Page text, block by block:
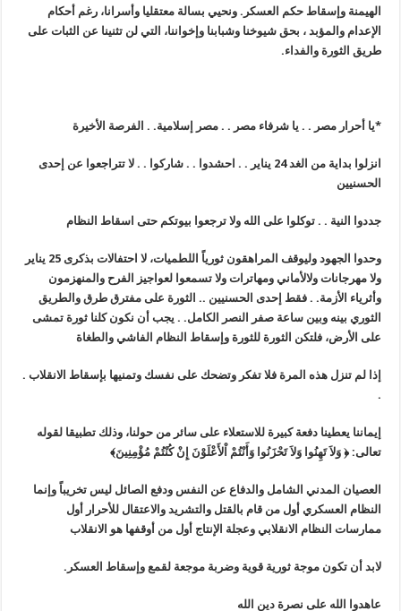
الهيمنة وإسقاط حكم العسكر. ونحيي بسالة معتقليا وأسرانا، رغم أحكام
الإعدام والمؤبد ، بحق شيوخنا وشبابنا وإخواننا، التي لن تثنينا عن الثبات على
طريق الثورة والفداء.
*يا أحرار مصر . . يا شرفاء مصر . . مصر إسلامية. . الفرصة الأخيرة
انزلوا بداية من الغد 24 يناير . . احشدوا . . شاركوا . . لا تتراجعوا عن إحدى
الحسنيين
جددوا النية . . توكلوا على الله ولا ترجعوا بيوتكم حتى اسقاط النظام
وحدوا الجهود وليوقف المراهقون ثورياً اللطميات، لا احتفالات بذكرى 25 يناير
ولا مهرجانات ولالأماني ومهاترات ولا تسمعوا لعواجيز الفرح والمنهزمون
وأثرياء الأزمة. . فقط إحدى الحسنيين .. الثورة على مفترق طرق والطريق
الثوري بينه وبين ساعة صفر النصر الكامل. . يجب أن نكون كلنا ثورة تمشى
على الأرض، فلتكن الثورة للثورة وإسقاط النظام الفاشي والطغاة
إذا لم تنزل هذه المرة فلا تفكر وتضحك على نفسك وتمنيها بإسقاط الانقلاب .
.
إيماننا يعطينا دفعة كبيرة للاستعلاء على سائر من حولنا، وذلك تطبيقا لقوله
تعالى: ﴿ وَلاَ تَهِنُوا وَلاَ تَحْزَنُوا وَأَنْتُمْ اْلأَعْلَوْنَ إِنْ كُنْتُمْ مُؤْمِنِينَ﴾
العصيان المدني الشامل والدفاع عن النفس ودفع الصائل ليس تخريباً وإنما
النظام العسكري أول من قام بالقتل والتشريد والاعتقال للأحرار أول
ممارسات النظام الانقلابي وعجلة الإنتاج أول من أوقفها هو الانقلاب
لابد أن تكون موجة ثورية قوية وضربة موجعة لقمع وإسقاط العسكر .
عاهدوا الله على نصرة دين الله